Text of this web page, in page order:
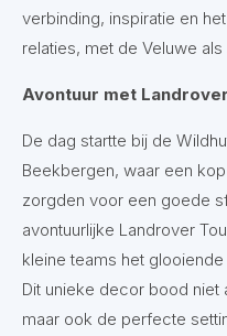
verbinding, inspiratie en
relaties, met de Veluwe
Avontuur met
De dag startte bij de
Beekbergen, waar een
zorgden voor een goede
avontuurlijke Landrover
kleine teams het
Dit unieke decor bood niet
maar ook de perfecte